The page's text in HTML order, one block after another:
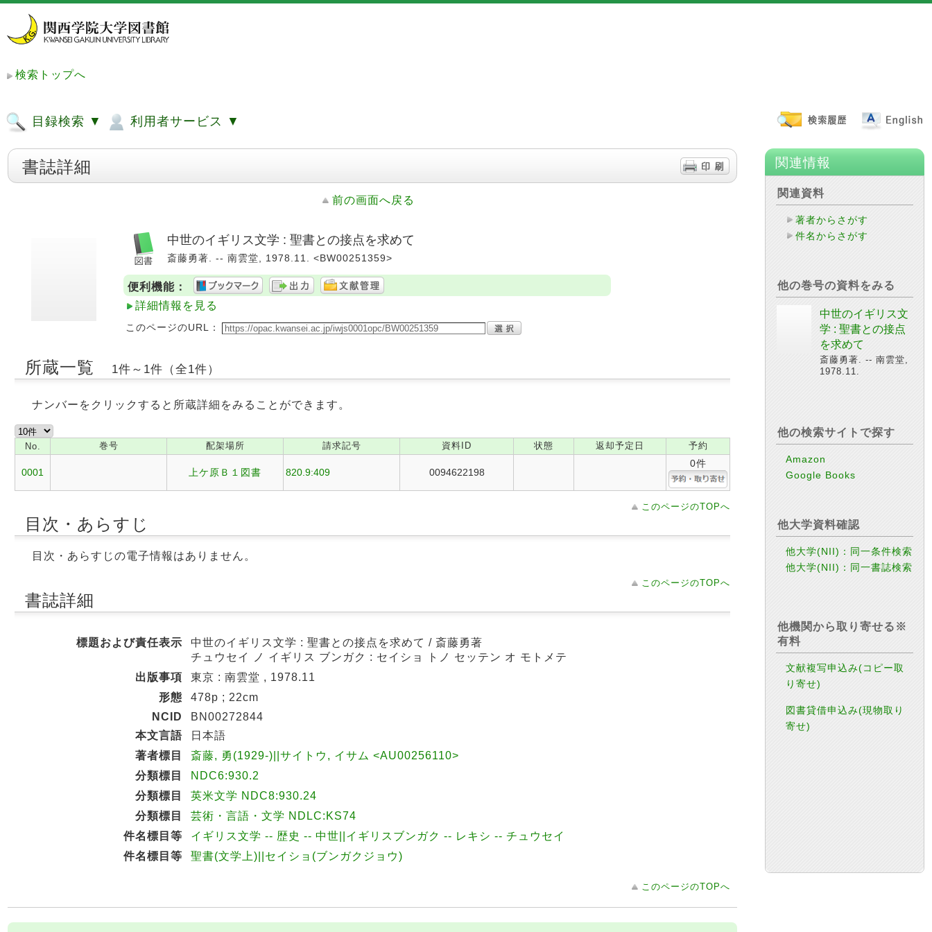
検索トップへ
目録検索 ▼ 利用者サービス ▼
書誌詳細
前の画面へ戻る
中世のイギリス文学 : 聖書との接点を求めて
斎藤勇著. -- 南雲堂, 1978.11. <BW00251359>
便利機能：
詳細情報を見る
このページのURL：
所蔵一覧 1件～1件（全1件）
ナンバーをクリックすると所蔵詳細をみることができます。
No. 巻号 配架場所 請求記号 資料ID 状態 返却予定日 予約
0001 上ケ原Ｂ１図書 820.9:409 0094622198
0件
このページのTOPへ
目次・あらすじ
目次・あらすじの電子情報はありません。
このページのTOPへ
書誌詳細
標題および責任表示
中世のイギリス文学 : 聖書との接点を求めて / 斎藤勇著
チュウセイ ノ イギリス ブンガク : セイショ トノ セッテン オ モトメテ
出版事項
東京 : 南雲堂 , 1978.11
形態
478p ; 22cm
NCID
BN00272844
本文言語
日本語
著者標目
斎藤, 勇(1929-)||サイトウ, イサム <AU00256110>
分類標目
NDC6:930.2
分類標目
英米文学 NDC8:930.24
分類標目
芸術・言語・文学 NDLC:KS74
件名標目等
イギリス文学 -- 歴史 -- 中世||イギリスブンガク -- レキシ -- チュウセイ
件名標目等
聖書(文学上)||セイショ(ブンガクジョウ)
このページのTOPへ
関連情報
関連資料
著者からさがす
件名からさがす
他の巻号の資料をみる
中世のイギリス文
学 : 聖書との接点
を求めて
斎藤勇著. -- 南雲堂,
1978.11.
他の検索サイトで探す
Amazon
Google Books
他大学資料確認
他大学(NII)：同一条件検索
他大学(NII)：同一書誌検索
他機関から取り寄せる※
有料
文献複写申込み(コピー取
り寄せ)
図書貸借申込み(現物取り
寄せ)